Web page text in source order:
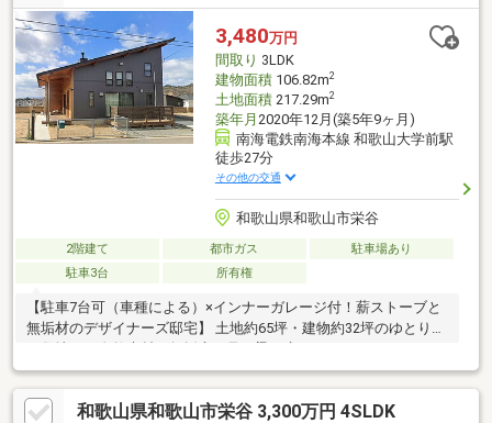
3,480万円
間取り 3LDK
建物面積106.82m2
土地面積217.29m2
築年月 2020年12月(築5年9ヶ月)
南海電鉄南海本線 和歌山大学前駅
徒歩27分
その他の交通
和歌山県和歌山市栄谷
2階建て 都市ガス
駐車場あり
駐車3台
所有権
【駐車7台可（車種による）×インナーガレージ付！薪ストーブと
無垢材のデザイナーズ邸宅】 土地約65坪・建物約32坪のゆとりあ
る敷地に、自然素材の無垢床や見せ梁に癒やされるスタイリッシ
ュな家が登場。リビ
和歌山県和歌山市栄谷 3,300万円 4SLDK